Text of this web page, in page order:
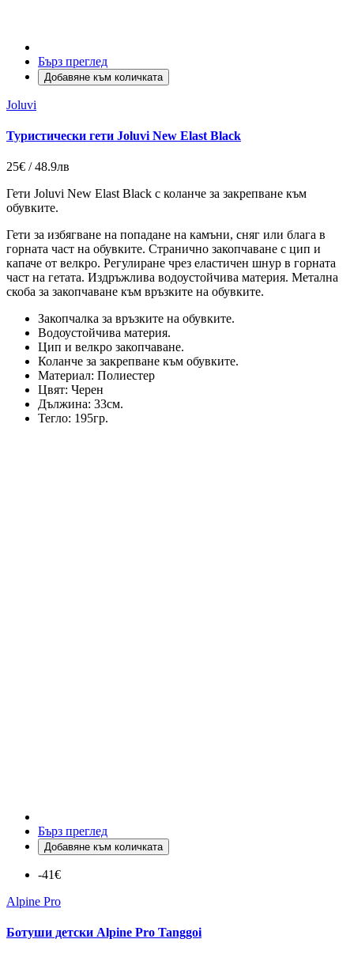
Бърз преглед
Добавяне към количката
Joluvi
Туристически гети Joluvi New Elast Black
25€ / 48.9лв
Гети Joluvi New Elast Black с коланче за закрепване към
обувките.
Гети за избягване на попадане на камъни, сняг или блага в
горната част на обувките. Странично закопчаване с цип и
капаче от велкро. Регулиране чрез еластичен шнур в горната
част на гетата. Издръжлива водоустойчива материя. Метална
скоба за закопчаване към връзките на обувките.
Закопчалка за връзките на обувките.
Водоустойчива материя.
Цип и велкро закопчаване.
Коланче за закрепване към обувките.
Материал: Полиестер
Цвят: Черен
Дължина: 33см.
Тегло: 195гр.
Бърз преглед
Добавяне към количката
-41€
Alpine Pro
Ботуши детски Alpine Pro Tanggoi